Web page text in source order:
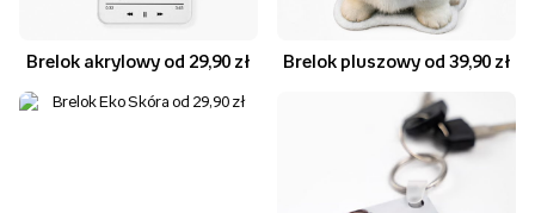
Brelok akrylowy od 29,90 zł Brelok pluszowy od 39,90 zł